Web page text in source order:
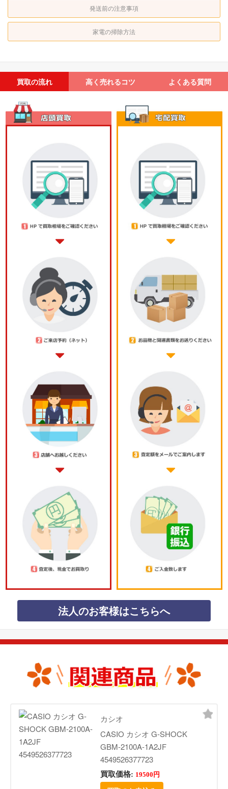
発送前の注意事項
家電の掃除方法
買取の流れ 高く売れるコツ よくある質問
法人のお客様はこちらへ
カシオ
CASIO カシオ G-SHOCK
GBM-2100A-1A2JF
4549526377723
買取価格: 19500円